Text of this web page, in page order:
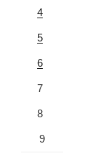
4
5
6
7
8
9